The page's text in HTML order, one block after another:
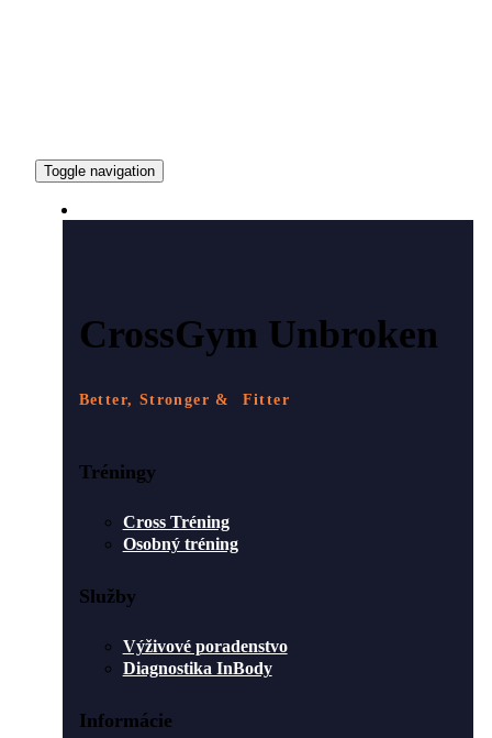
Toggle navigation
CrossGym Unbroken
Better, Stronger & Fitter
Tréningy
Cross Tréning
Osobný tréning
Služby
Výživové poradenstvo
Diagnostika InBody
Informácie